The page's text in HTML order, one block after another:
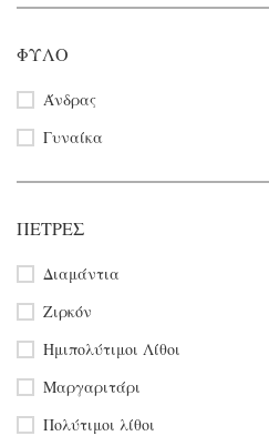
ΦΎΛΟ
Άνδρας
Γυναίκα
ΠΈΤΡΕΣ
Διαμάντια
Ζιρκόν
Ημιπολύτιμοι Λίθοι
Μαργαριτάρι
Πολύτιμοι λίθοι